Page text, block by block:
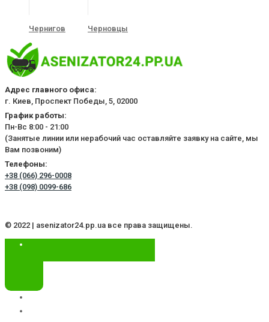
Чернигов Черновцы
Адрес главного офиса:
г. Киев, Проспект Победы, 5, 02000
График работы:
Пн-Вс 8:00 - 21:00
(Занятые линии или нерабочий час оставляйте заявку на сайте, мы
Вам позвоним)
Телефоны:
+38 (066) 296-0008
+38 (098) 0099-686
© 2022 | asenizator24.pp.ua все права защищены.